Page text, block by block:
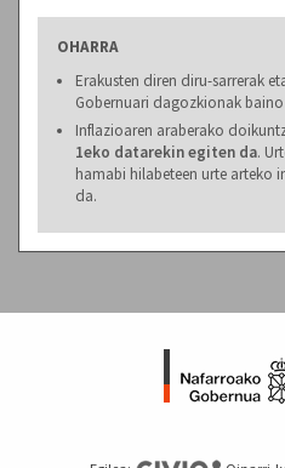
OHARRA
Erakusten diren diru-sarrerak
Gobernuari dagozkionak
Inflazioaren araberako
1eko datarekin egiten da.
hamabi hilabeteen urte arteko
da.